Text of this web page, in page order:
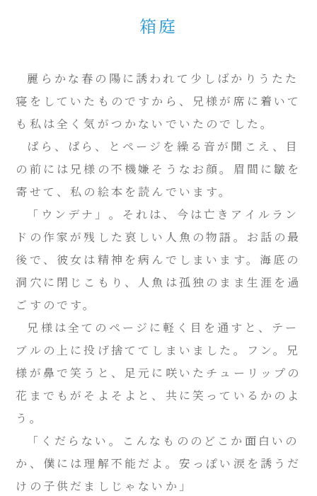
箱庭
麗らかな春の陽に誘われて少しばかりうたた
寝をしていたものですから、兄様が席に着いて
も私は全く気がつかないでいたのでした。
ぱら、ぱら、とページを繰る音が聞こえ、目
の前には兄様の不機嫌そうなお顔。眉間に皺を
寄せて、私の絵本を読んでいます。
「ウンデナ」。それは、今は亡きアイルラン
ドの作家が残した哀しい人魚の物語。お話の最
後で、彼女は精神を病んでしまいます。海底の
洞穴に閉じこもり、人魚は孤独のまま生涯を過
ごすのです。
兄様は全てのページに軽く目を通すと、テー
ブルの上に投げ捨ててしまいました。フン。兄
様が鼻で笑うと、足元に咲いたチューリップの
花までもがそよそよと、共に笑っているかのよ
う。
「くだらない。こんなもののどこか面白いの
か、僕には理解不能だよ。安っぽい涙を誘うだ
けの子供だましじゃないか」